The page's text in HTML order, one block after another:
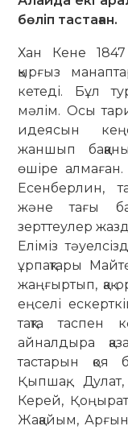
бөліп тастаған.
Хан Кене
қырғыз
кетеді. Бұл
мәлім. Осы
идеясын
жаншып
өшіре
Есен­берлин,
және тағы
зерттеулер
Еліміз
ұрпақтары
жаң­ғыр­тып, қақ
еңселі
тақта таспен
айналдыра
тастарын қоя
Қыпшақ,
Керей,
Жа­қайым,